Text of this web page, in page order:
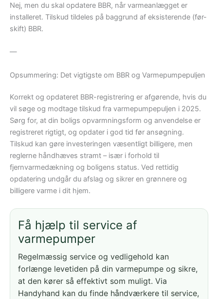
Nej, men du skal opdatere BBR, når varmeanlægget er
installeret. Tilskud tildeles på baggrund af eksisterende (før-
skift) BBR.
—
Opsummering: Det vigtigste om BBR og Varmepumpepuljen
Korrekt og opdateret BBR-registrering er afgørende, hvis du
vil søge og modtage tilskud fra varmepumpepuljen i 2025.
Sørg for, at din boligs opvarmningsform og anvendelse er
registreret rigtigt, og opdater i god tid før ansøgning.
Tilskud kan gøre investeringen væsentligt billigere, men
reglerne håndhæves stramt – især i forhold til
fjernvarmedækning og boligens status. Ved rettidig
opdatering undgår du afslag og sikrer en grønnere og
billigere varme i dit hjem.
Få hjælp til service af
varmepumper
Regelmæssig service og vedligehold kan
forlænge levetiden på din varmepumpe og sikre,
at den kører så effektivt som muligt. Via
Handyhand kan du finde håndværkere til service,